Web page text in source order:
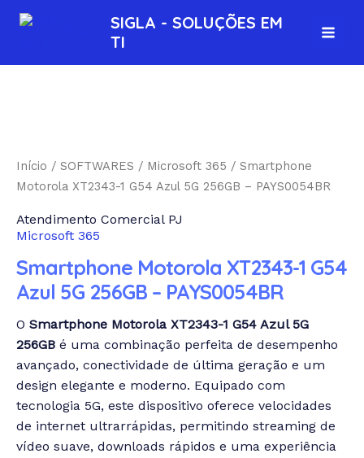
para
conteúdo
SIGLA - SOLUÇÕES EM
TI
Início / SOFTWARES / Microsoft 365 / Smartphone
Motorola XT2343-1 G54 Azul 5G 256GB – PAYS0054BR
Atendimento Comercial PJ
Microsoft 365
Smartphone Motorola XT2343-1 G54
Azul 5G 256GB – PAYS0054BR
O Smartphone Motorola XT2343-1 G54 Azul 5G
256GB é uma combinação perfeita de desempenho
avançado, conectividade de última geração e um
design elegante e moderno. Equipado com
tecnologia 5G, este dispositivo oferece velocidades
de internet ultrarrápidas, permitindo streaming de
vídeo suave, downloads rápidos e uma experiência